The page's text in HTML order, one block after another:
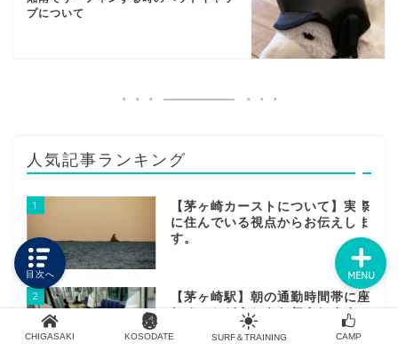
プについて
人気記事ランキング
1
【茅ヶ崎カーストについて】実際
に住んでいる視点からお伝えしま
す。
2
【茅ヶ崎駅】朝の通勤時間帯に座
れるのかどうかをお伝えします。
CHIGASAKI KOSODATE SURF＆TRAINING CAMP
MENU
HOME
SITE MAP
目次へ